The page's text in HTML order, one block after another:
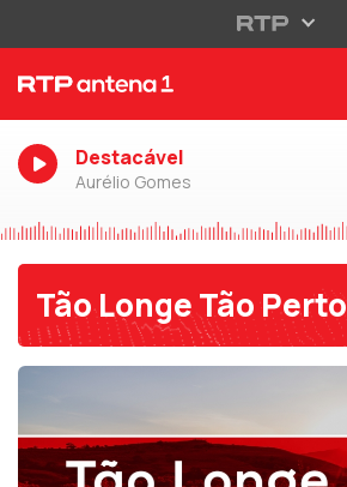
Destacável
Aurélio Gomes
Tão Longe Tão Perto